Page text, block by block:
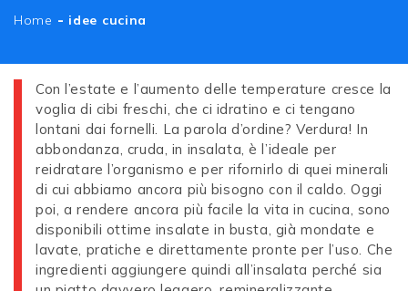
Home - idee cucina
Con l’estate e l’aumento delle temperature cresce la
voglia di cibi freschi, che ci idratino e ci tengano
lontani dai fornelli. La parola d’ordine? Verdura! In
abbondanza, cruda, in insalata, è l’ideale per
reidratare l’organismo e per rifornirlo di quei minerali
di cui abbiamo ancora più bisogno con il caldo. Oggi
poi, a rendere ancora più facile la vita in cucina, sono
disponibili ottime insalate in busta, già mondate e
lavate, pratiche e direttamente pronte per l’uso. Che
ingredienti aggiungere quindi all’insalata perché sia